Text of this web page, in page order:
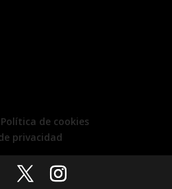
Política de cookies
privacidad